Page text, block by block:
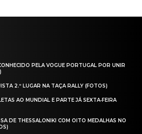
PELA VOGUE PORTUGAL POR UNIR
2.º LUGAR NA TAÇA RALLY (FOTOS)
AO MUNDIAL E PARTE JÁ SEXTA‑FEIRA
DE THESSALONIKI COM OITO MEDALHAS NO